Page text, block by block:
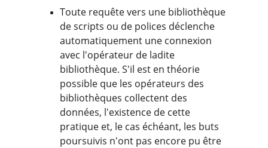
Toute requête vers une bibliothèque
de scripts ou de polices déclenche
automatiquement une connexion
avec l'opérateur de ladite
bibliothèque. S'il est en théorie
possible que les opérateurs des
bibliothèques collectent des
données, l'existence de cette
pratique et, le cas échéant, les buts
poursuivis n'ont pas encore pu être